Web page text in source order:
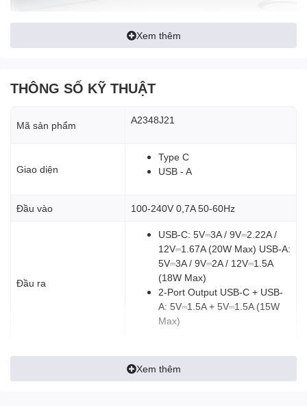
Sạc tốc độ cao 20W
Tận hưởng khả năng sạc nhanh với công suất tối đa 20W cho
Xem thêm
THÔNG SỐ KỸ THUẬT
Mã sản phẩm A2348J21
Giao diện
Type C
USB - A
Đầu vào 100-240V 0,7A 50-60Hz
Đầu ra
USB-C: 5V⎓3A / 9V⎓2.22A /
12V⎓1.67A (20W Max)​ USB-A:
5V⎓3A / 9V⎓2A / 12V⎓1.5A
(18W Max)​
2-Port Output​ USB-C + USB-
A: 5V⎓1.5A + 5V⎓1.5A (15W
Max)
Xem thêm